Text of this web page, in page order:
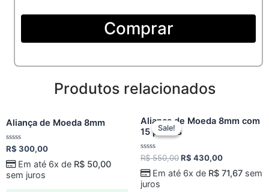
1
Comprar
Produtos relacionados
Aliança de Moeda 8mm
Avaliação
de
5
R$ 300,00
Em até 6x de R$50,00
sem juros
Sale!
Sale!
Aliança de Moeda 8mm com
15 pedras
Avaliação
de
5
R$550,00
price
was:
R$ 430,00
price
Em até 6x de R$71,67sem
juros